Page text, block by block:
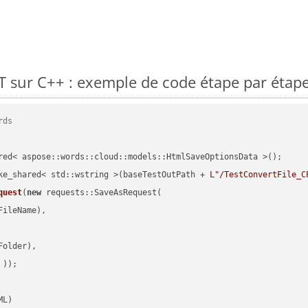
C++ : exemple de code étape par
aspose::words::cloud::models::HtmlSaveOptionsData >();
std::wstring >(baseTestOutPath +
L"/
( new requests::SaveAsRequest(